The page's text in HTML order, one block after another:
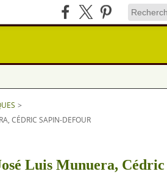
>
CÉDRIC SAPIN-DEFOUR
Luis Munuera,